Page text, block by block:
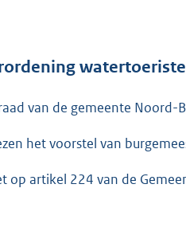
van de gemeente Noord-
het voorstel van
op artikel 224 van de